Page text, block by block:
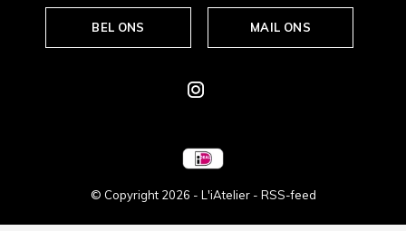
BEL ONS MAIL ONS
© Copyright 2026 - L'iAtelier - RSS-feed